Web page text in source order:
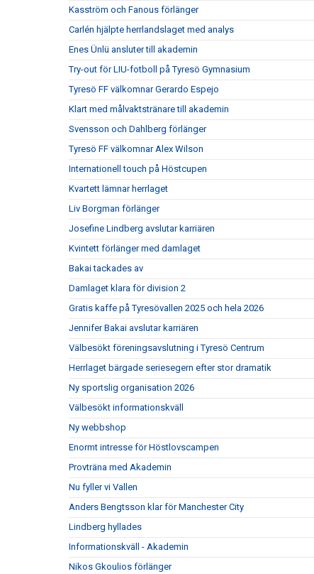
Kasström och Fanous förlänger
Carlén hjälpte herrlandslaget med analys
Enes Ünlü ansluter till akademin
Try-out för LIU-fotboll på Tyresö Gymnasium
Tyresö FF välkomnar Gerardo Espejo
Klart med målvaktstränare till akademin
Svensson och Dahlberg förlänger
Tyresö FF välkomnar Alex Wilson
Internationell touch på Höstcupen
Kvartett lämnar herrlaget
Liv Borgman förlänger
Josefine Lindberg avslutar karriären
Kvintett förlänger med damlaget
Bakai tackades av
Damlaget klara för division 2
Gratis kaffe på Tyresövallen 2025 och hela 2026
Jennifer Bakai avslutar karriären
Välbesökt föreningsavslutning i Tyresö Centrum
Herrlaget bärgade seriesegern efter stor dramatik
Ny sportslig organisation 2026
Välbesökt informationskväll
Ny webbshop
Enormt intresse för Höstlovscampen
Provträna med Akademin
Nu fyller vi Vallen
Anders Bengtsson klar för Manchester City
Lindberg hyllades
Informationskväll - Akademin
Nikos Gkoulios förlänger